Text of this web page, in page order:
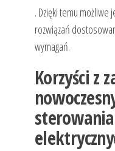
. Dzięki temu możliwe
rozwiązań
wymagań.
Korzyści z